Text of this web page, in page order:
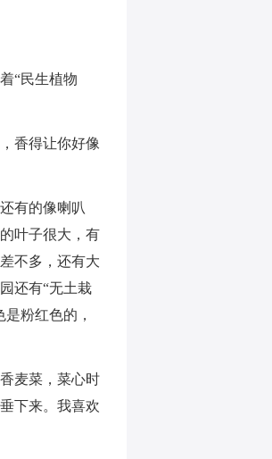
“民生植物
香得让你好像
有的像喇叭
叶子很大，有
不多，还有大
还有“无土栽
粉红色的，
麦菜，菜心时
下来。我喜欢